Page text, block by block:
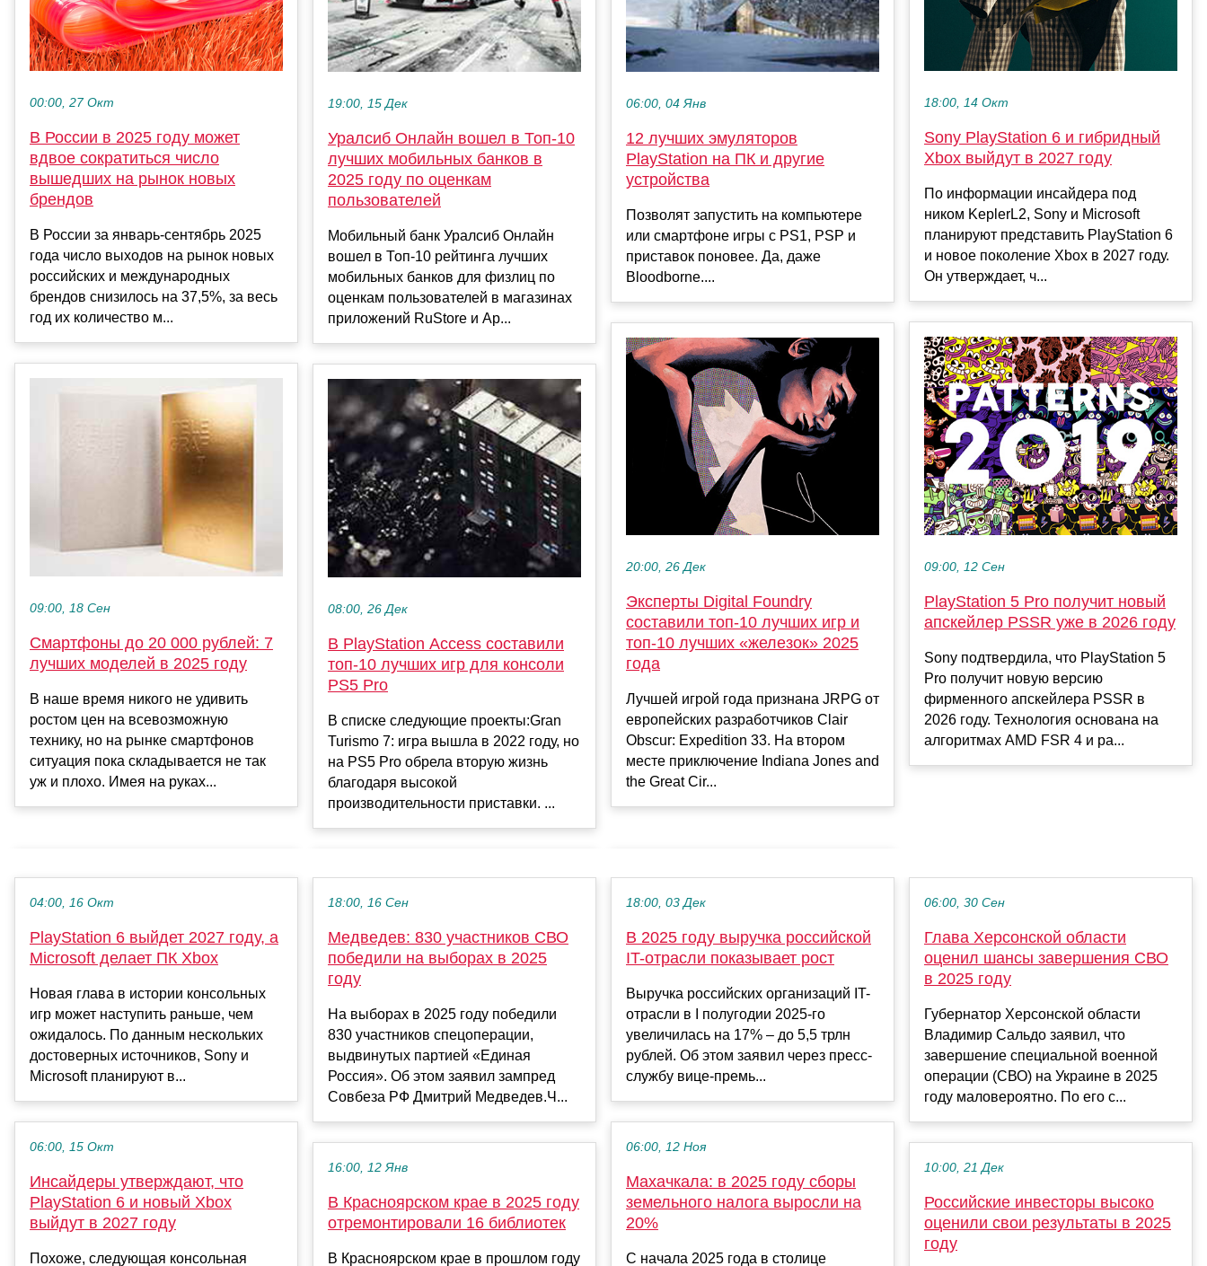
00:00, 27 Окт
В России в 2025 году может
вдвое сократиться число
вышедших на рынок новых
брендов
В России за январь-сентябрь 2025
года число выходов на рынок новых
российских и международных
брендов снизилось на 37,5%, за весь
год их количество м...
09:00, 18 Сен
Смартфоны до 20 000 рублей: 7
лучших моделей в 2025 году
В наше время никого не удивить
ростом цен на всевозможную
технику, но на рынке смартфонов
ситуация пока складывается не так
уж и плохо. Имея на руках...
19:00, 15 Дек
Уралсиб Онлайн вошел в Топ-10
лучших мобильных банков в
2025 году по оценкам
пользователей
Мобильный банк Уралсиб Онлайн
вошел в Топ-10 рейтинга лучших
мобильных банков для физлиц по
оценкам пользователей в магазинах
приложений RuStore и Ap...
08:00, 26 Дек
В PlayStation Access составили
топ-10 лучших игр для консоли
PS5 Pro
В списке следующие проекты:Gran
Turismo 7: игра вышла в 2022 году, но
на PS5 Pro обрела вторую жизнь
благодаря высокой
производительности приставки. ...
06:00, 04 Янв
12 лучших эмуляторов
PlayStation на ПК и другие
устройства
Позволят запустить на компьютере
или смартфоне игры с PS1, PSP и
приставок поновее. Да, даже
Bloodborne....
20:00, 26 Дек
Эксперты Digital Foundry
составили топ-10 лучших игр и
топ-10 лучших «железок» 2025
года
Лучшей игрой года признана JRPG от
европейских разработчиков Clair
Obscur: Expedition 33. На втором
месте приключение Indiana Jones and
the Great Cir...
18:00, 14 Окт
Sony PlayStation 6 и гибридный
Xbox выйдут в 2027 году
По информации инсайдера под
ником KeplerL2, Sony и Microsoft
планируют представить PlayStation 6
и новое поколение Xbox в 2027 году.
Он утверждает, ч...
09:00, 12 Сен
PlayStation 5 Pro получит новый
апскейлер PSSR уже в 2026 году
Sony подтвердила, что PlayStation 5
Pro получит новую версию
фирменного апскейлера PSSR в
2026 году. Технология основана на
алгоритмах AMD FSR 4 и ра...
04:00, 16 Окт
PlayStation 6 выйдет 2027 году, а
Microsoft делает ПК Xbox
Новая глава в истории консольных
игр может наступить раньше, чем
ожидалось. По данным нескольких
достоверных источников, Sony и
Microsoft планируют в...
06:00, 15 Окт
Инсайдеры утверждают, что
PlayStation 6 и новый Xbox
выйдут в 2027 году
Похоже, следующая консольная
18:00, 16 Сен
Медведев: 830 участников СВО
победили на выборах в 2025
году
На выборах в 2025 году победили
830 участников спецоперации,
выдвинутых партией «Единая
Россия». Об этом заявил зампред
Совбеза РФ Дмитрий Медведев.Ч...
16:00, 12 Янв
В Красноярском крае в 2025 году
отремонтировали 16 библиотек
В Красноярском крае в прошлом году
18:00, 03 Дек
В 2025 году выручка российской
IT-отрасли показывает рост
Выручка российских организаций IT-
отрасли в I полугодии 2025-го
увеличилась на 17% – до 5,5 трлн
рублей. Об этом заявил через пресс-
службу вице-премь...
06:00, 12 Ноя
Махачкала: в 2025 году сборы
земельного налога выросли на
20%
С начала 2025 года в столице
06:00, 30 Сен
Глава Херсонской области
оценил шансы завершения СВО
в 2025 году
Губернатор Херсонской области
Владимир Сальдо заявил, что
завершение специальной военной
операции (СВО) на Украине в 2025
году маловероятно. По его с...
10:00, 21 Дек
Российские инвесторы высоко
оценили свои результаты в 2025
году